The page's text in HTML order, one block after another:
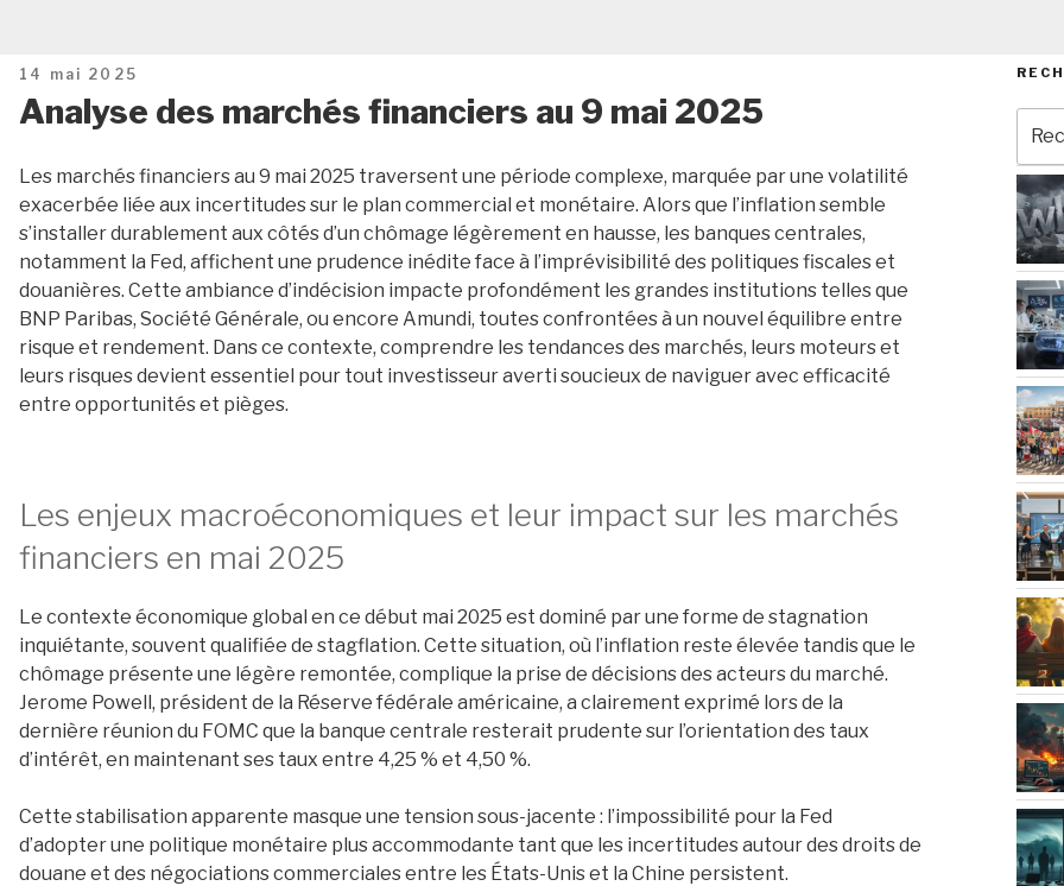
Publié
le
14 mai 2025
Analyse des marchés financiers au 9 mai 2025
Les marchés financiers au 9 mai 2025 traversent une période complexe, marquée par une volatilité
exacerbée liée aux incertitudes sur le plan commercial et monétaire. Alors que l’inflation semble
s’installer durablement aux côtés d’un chômage légèrement en hausse, les banques centrales,
notamment la Fed, affichent une prudence inédite face à l’imprévisibilité des politiques fiscales et
douanières. Cette ambiance d’indécision impacte profondément les grandes institutions telles que
BNP Paribas, Société Générale, ou encore Amundi, toutes confrontées à un nouvel équilibre entre
risque et rendement. Dans ce contexte, comprendre les tendances des marchés, leurs moteurs et
leurs risques devient essentiel pour tout investisseur averti soucieux de naviguer avec efficacité
entre opportunités et pièges.
Les enjeux macroéconomiques et leur impact sur les marchés
financiers en mai 2025
Le contexte économique global en ce début mai 2025 est dominé par une forme de stagnation
inquiétante, souvent qualifiée de stagflation. Cette situation, où l’inflation reste élevée tandis que le
chômage présente une légère remontée, complique la prise de décisions des acteurs du marché.
Jerome Powell, président de la Réserve fédérale américaine, a clairement exprimé lors de la
dernière réunion du FOMC que la banque centrale resterait prudente sur l’orientation des taux
d’intérêt, en maintenant ses taux entre 4,25 % et 4,50 %.
Cette stabilisation apparente masque une tension sous-jacente : l’impossibilité pour la Fed
d’adopter une politique monétaire plus accommodante tant que les incertitudes autour des droits de
douane et des négociations commerciales entre les États-Unis et la Chine persistent.
pour
: